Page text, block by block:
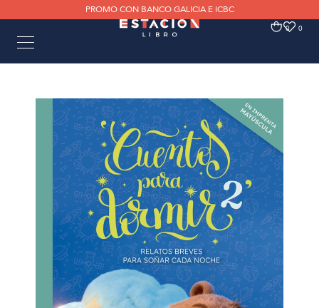
PROMO CON BANCO GALICIA E ICBC
0 0